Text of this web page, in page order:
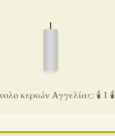
κεριών Αγγελίας: 🕯️ 1 🕯️